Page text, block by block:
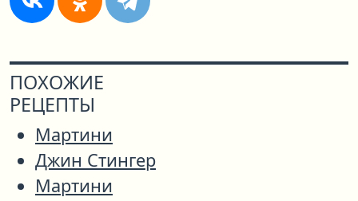
ПОХОЖИЕ
РЕЦЕПТЫ
Мартини
Джин Стингер
Мартини